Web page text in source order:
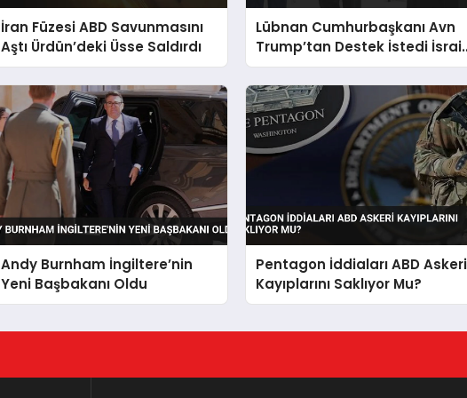
İran Füzesi ABD Savunmasını
Aştı Ürdün’deki Üsse Saldırdı
Lübnan Cumhurbaşkanı Avn
Trump’tan Destek İstedi İsrail
Çekilme Gündemi
Andy Burnham İngiltere’nin
Yeni Başbakanı Oldu
Pentagon İddiaları ABD Askeri
Kayıplarını Saklıyor Mu?